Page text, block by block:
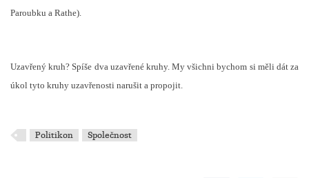
Paroubku a Rathe).
Uzavřený kruh? Spíše dva uzavřené kruhy. My všichni bychom si měli dát za
úkol tyto kruhy uzavřenosti narušit a propojit.
Politikon Společnost